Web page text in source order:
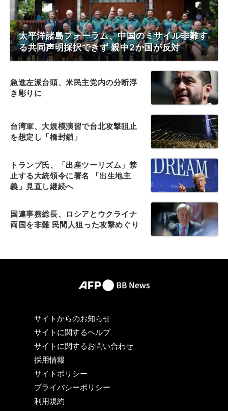
太平洋諸島フォーラム、中国のミサイル非難す
る共同声明採択できず 親中2か国が反対
急進左派台頭、米民主党内の分断浮
き彫りに
台湾軍、大規模演習で台北攻撃阻止
を想定し「橋封鎖」
トランプ氏、「出産ツーリズム」禁
止する大統領令に署名 「出生地主
義」見直し継続へ
国連事務総長、ロシアとウクライナ
両国を非難 民間人狙った攻撃めぐり
サイトからのお知らせ
サイトに関するヘルプ
サイトに関するお問い合わせ
採用情報
サイトポリシー
プライバシーポリシー
利用規約